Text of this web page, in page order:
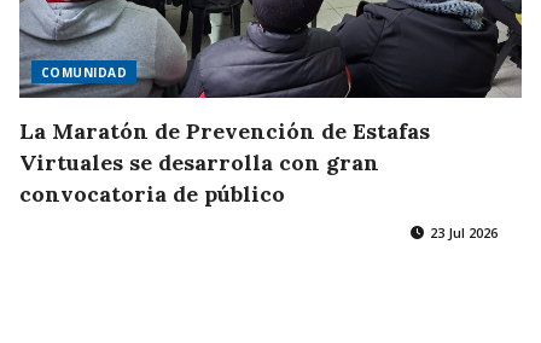
COMUNIDAD
La Maratón de Prevención de Estafas
Virtuales se desarrolla con gran
convocatoria de público
23 Jul 2026